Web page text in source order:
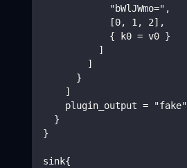
            "bWlJWmo=",
            [0, 1, 2],
            { k0 = v0 }
          ]
        ]
      }
    ]
    plugin_output = "fake"
  }
}
sink{